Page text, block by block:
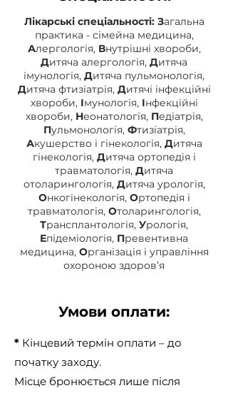
Лікарські спеціальності: Загальна
практика - сімейна медицина,
Алергологія, Внутрішні хвороби,
Дитяча алергологія, Дитяча
імунологія, Дитяча пульмонологія,
Дитяча фтизіатрія, Дитячі інфекційні
хвороби, Імунологія, Інфекційні
хвороби, Неонатологія, Педіатрія,
Пульмонологія, Фтизіатрія,
Акушерство і гінекологія, Дитяча
гінекологія, Дитяча ортопедія і
травматологія, Дитяча
отоларингологія, Дитяча урологія,
Онкогінекологія, Ортопедія і
травматологія, Отоларингологія,
Трансплантологія, Урологія,
Епідеміологія, Превентивна
медицина, Організація і управління
охороною здоров’я
Умови оплати:
* Кінцевий термін оплати – до
початку заходу.
Місце бронюється лише після